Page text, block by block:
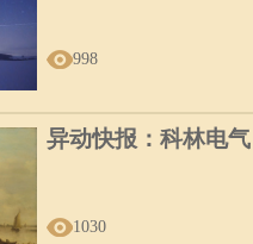
998
异动快报：科林电
1030